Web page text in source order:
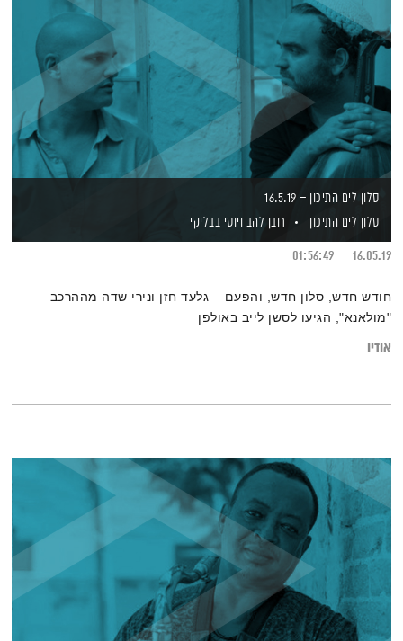
סלון לים התיכון – 16.5.19
סלון לים התיכון
רובן להב ויוסי בבליקי
16.05.19
01:56:49
חודש חדש, סלון חדש, והפעם – גלעד חזן ונירי שדה מההרכב
"מולאנא", הגיעו לסשן לייב באולפן
אודיו